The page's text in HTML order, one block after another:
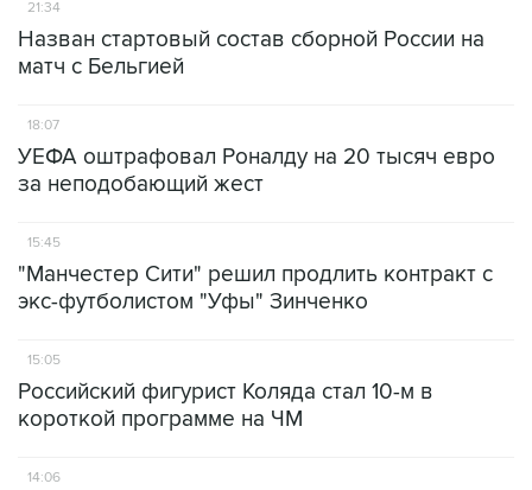
21:34
Назван стартовый состав сборной России на
матч с Бельгией
18:07
УЕФА оштрафовал Роналду на 20 тысяч евро
за неподобающий жест
15:45
"Манчестер Сити" решил продлить контракт с
экс-футболистом "Уфы" Зинченко
15:05
Российский фигурист Коляда стал 10-м в
короткой программе на ЧМ
14:06